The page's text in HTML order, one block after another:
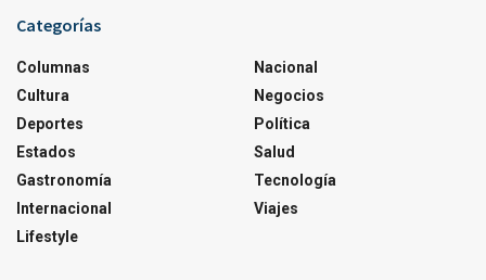
Categorías
Columnas
Cultura
Deportes
Estados
Gastronomía
Internacional
Lifestyle
Nacional
Negocios
Política
Salud
Tecnología
Viajes